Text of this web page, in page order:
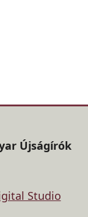
Újságírók
Studio